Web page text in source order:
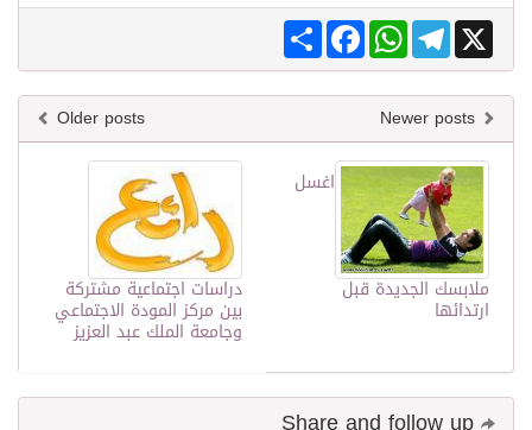
Share
FacebookWhatsAppTelegram X
Older posts
دراسات اجتماعية مشتركة
بين مركز المودة الاجتماعي
وجامعة الملك عبد العزيز
اغسل
ملابسك الجديدة قبل
ارتدائها